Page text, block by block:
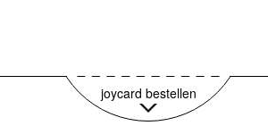
joycard bestellen